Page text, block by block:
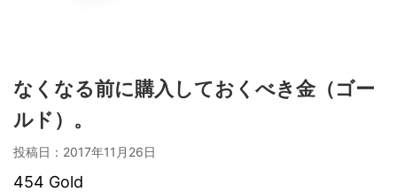
なくなる前に購入しておくべき金（ゴー
ルド）。
投稿日： 2017年11月26日
454 Gold